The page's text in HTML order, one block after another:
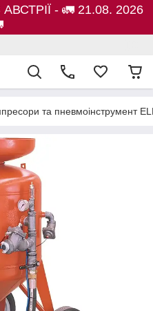
- 🚛 21.08. 2026
та пневмоінструмент